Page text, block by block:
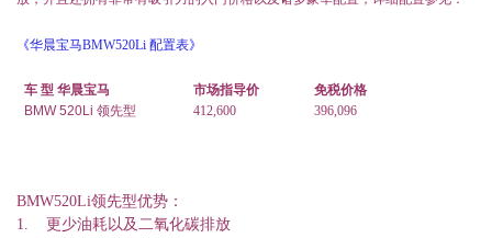
《华晨宝马BMW520Li 配置表》
车 型 华晨宝马 市场指导价
免税价格
BMW 520Li领先型 412,600 396,096
BMW520Li领先型优势：
1. 更少油耗以及二氧化碳排放